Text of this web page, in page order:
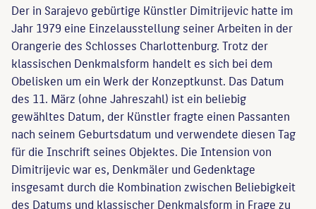
Der in Sarajevo gebürtige Künstler Dimitrijevic hatte im
Jahr 1979 eine Einzelausstellung seiner Arbeiten in der
Orangerie des Schlosses Charlottenburg. Trotz der
klassischen Denkmalsform handelt es sich bei dem
Obelisken um ein Werk der Konzeptkunst. Das Datum
des 11. März (ohne Jahreszahl) ist ein beliebig
gewähltes Datum, der Künstler fragte einen Passanten
nach seinem Geburtsdatum und verwendete diesen Tag
für die Inschrift seines Objektes. Die Intension von
Dimitrijevic war es, Denkmäler und Gedenktage
insgesamt durch die Kombination zwischen Beliebigkeit
des Datums und klassischer Denkmalsform in Frage zu